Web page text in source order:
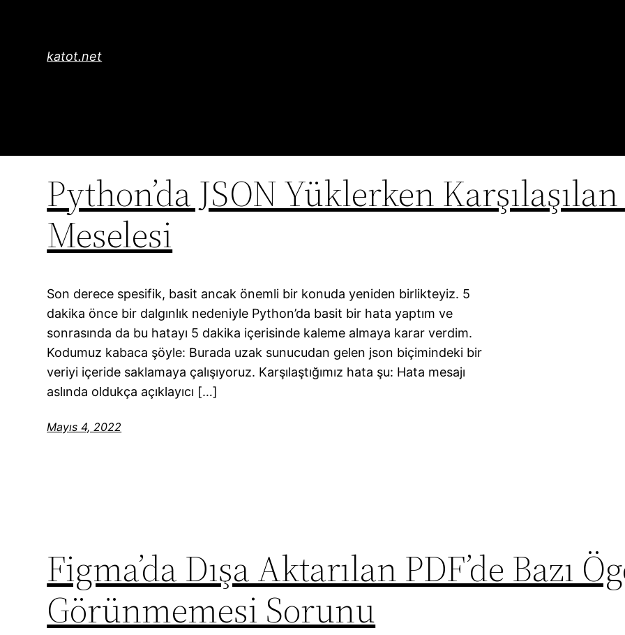
katot.net
Python’da JSON Yüklerken
Meselesi
Son derece spesifik, basit ancak önemli bir konuda yeniden birlikteyiz. 5
dakika önce bir dalgınlık nedeniyle Python’da basit bir hata yaptım ve
sonrasında da bu hatayı 5 dakika içerisinde kaleme almaya karar verdim.
Kodumuz kabaca şöyle: Burada uzak sunucudan gelen json biçimindeki bir
veriyi içeride saklamaya çalışıyoruz. Karşılaştığımız hata şu: Hata mesajı
aslında oldukça açıklayıcı […]
Mayıs 4, 2022
Figma’da Dışa Aktarılan PDF’de Bazı
Görünmemesi Sorunu